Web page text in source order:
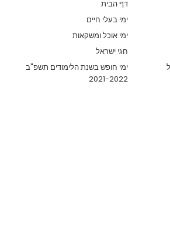
דף הבית
ימי בעלי חיים
ימי אוכל ומשקאות
חגי ישראל
ימי חופש בשנת הלימודים תשפ"ב
2021-2022